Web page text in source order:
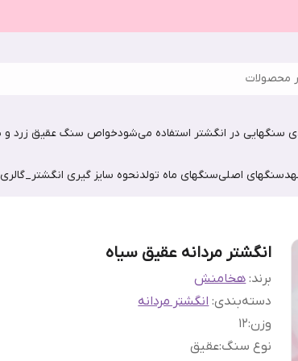
محصولات
سنگهایی در انگشتر استفاده می‌شودخواص سنگ عقیق زرد و
سنگهای اصلیسنگهای ماه تولدنحوه سایز گیری
انگشتر مردانه عقیق سیاه
برند: هخامنش
دسته‌بندی:انگشتر مردانه
وزن:
12
نوع سنگ:عقیق